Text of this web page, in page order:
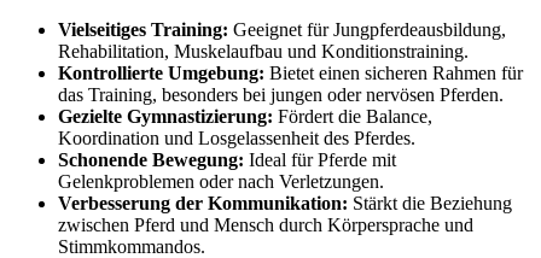
Vielseitiges Training: Geeignet für Jungpferdeausbildung,
Rehabilitation, Muskelaufbau und Konditionstraining.
Kontrollierte Umgebung: Bietet einen sicheren Rahmen für
das Training, besonders bei jungen oder nervösen Pferden.
Gezielte Gymnastizierung: Fördert die Balance,
Koordination und Losgelassenheit des Pferdes.
Schonende Bewegung: Ideal für Pferde mit
Gelenkproblemen oder nach Verletzungen.
Verbesserung der Kommunikation: Stärkt die Beziehung
zwischen Pferd und Mensch durch Körpersprache und
Stimmkommandos.